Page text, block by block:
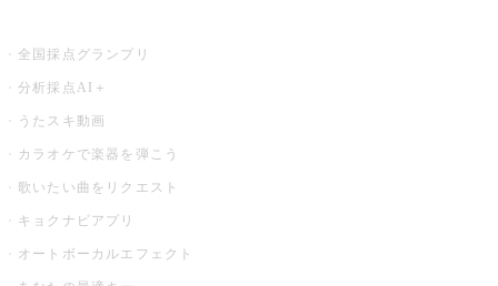
全国採点グランプリ
分析採点AI＋
うたスキ動画
カラオケで楽器を弾こう
歌いたい曲をリクエスト
キョクナビアプリ
オートボーカルエフェクト